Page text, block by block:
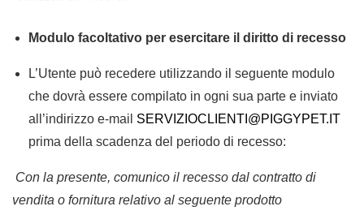
Modulo facoltativo per esercitare il diritto di recesso
L’Utente può recedere utilizzando il seguente modulo
che dovrà essere compilato in ogni sua parte e inviato
all’indirizzo e-mail SERVIZIOCLIENTI@PIGGYPET.IT
prima della scadenza del periodo di recesso:
Con la presente, comunico il recesso dal contratto di
vendita o fornitura relativo al seguente prodotto